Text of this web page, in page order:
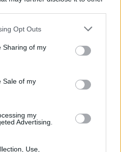
Opt Outs
Sharing of my
Sale of my
my
Advertising.
Use,
όργανα: Τι
να ουρήσετε αλλά νιώθετε